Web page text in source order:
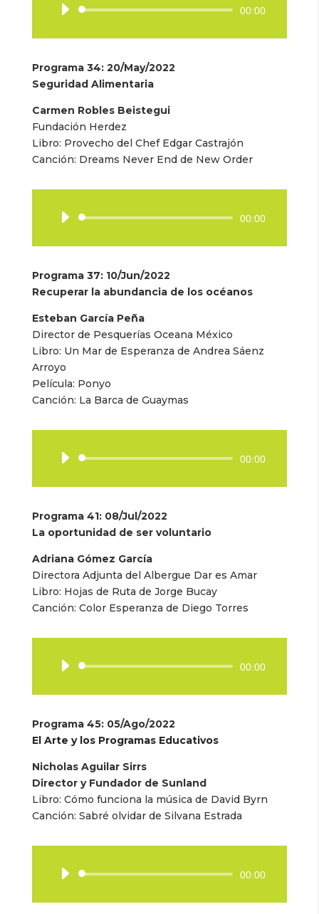
Reproductor
audio
00:00
Programa 34: 20/May/2022
Seguridad Alimentaria
Carmen Robles Beistegui
Fundación Herdez
Libro: Provecho del Chef Edgar Castrajón
Canción: Dreams Never End de New Order
Reproductor
audio
00:00
Programa 37: 10/Jun/2022
Recuperar la abundancia de los océanos
Esteban García Peña
Director de Pesquerías Oceana México
Libro: Un Mar de Esperanza de Andrea Sáenz
Arroyo
Película: Ponyo
Canción: La Barca de Guaymas
Reproductor
audio
00:00
Programa 41: 08/Jul/2022
La oportunidad de ser voluntario
Adriana Gómez García
Directora Adjunta del Albergue Dar es Amar
Libro: Hojas de Ruta de Jorge Bucay
Canción: Color Esperanza de Diego Torres
Reproductor
audio
00:00
Programa 45: 05/Ago/2022
El Arte y los Programas Educativos
Nicholas Aguilar Sirrs
Director y Fundador de Sunland
Libro: Cómo funciona la música de David Byrn
Canción: Sabré olvidar de Silvana Estrada
Reproductor
audio
00:00